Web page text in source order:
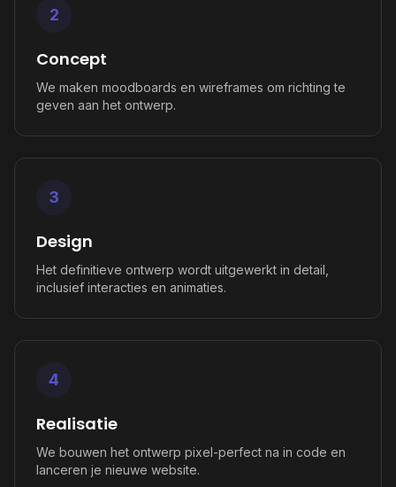
2
Concept
We maken moodboards en wireframes om richting te
geven aan het ontwerp.
3
Design
Het definitieve ontwerp wordt uitgewerkt in detail,
inclusief interacties en animaties.
4
Realisatie
We bouwen het ontwerp pixel-perfect na in code en
lanceren je nieuwe website.